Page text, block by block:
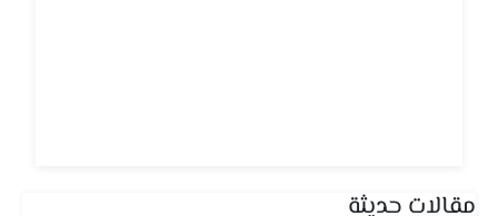
مقالات حديثة